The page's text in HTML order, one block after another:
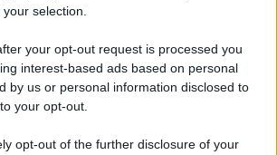
selection.
your opt-out request is processed you
interest-based ads based on personal
by us or personal information disclosed to
your opt-out.
opt-out of the further disclosure of your
365